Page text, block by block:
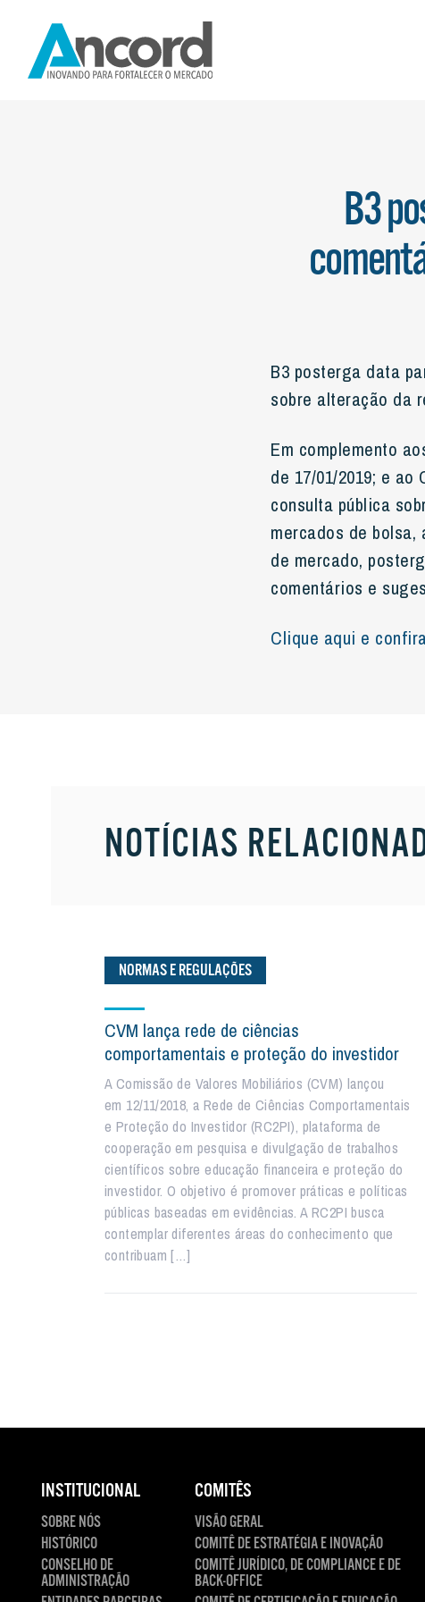
INSTITUCIONAL
B3
B3 posterga data
sobre alteração da
Em complemento
de 17/01/2019; e ao
consulta pública
mercados de
de mercado,
comentários e
Clique aqui e
NOTÍCIAS
NORMAS E REGULAÇÕES
CVM lança rede de ciências
comportamentais e proteção do investidor
A Comissão de Valores Mobiliários (CVM) lançou
em 12/11/2018, a Rede de Ciências Comportamentais
e Proteção do Investidor (RC2PI), plataforma de
cooperação em pesquisa e divulgação de trabalhos
científicos sobre educação financeira e proteção do
investidor. O objetivo é promover práticas e políticas
públicas baseadas em evidências. A RC2PI busca
contemplar diferentes áreas do conhecimento que
contribuam […]
INSTITUCIONAL
SOBRE NÓS
HISTÓRICO
CONSELHO DE
ADMINISTRAÇÃO
COMITÊS
VISÃO GERAL
COMITÊ DE ESTRATÉGIA E INOVAÇÃO
COMITÊ JURÍDICO, DE COMPLIANCE E DE
BACK-OFFICE